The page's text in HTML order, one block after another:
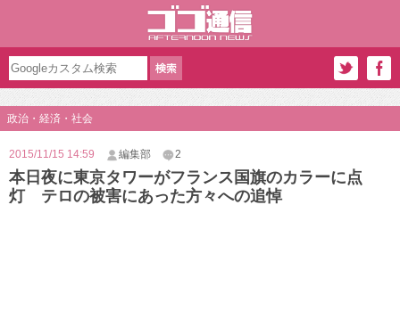
政治・経済・社会
2015/11/15 14:59 編集部 2
本日夜に東京タワーがフランス国旗のカラーに点
灯 テロの被害にあった方々への追悼